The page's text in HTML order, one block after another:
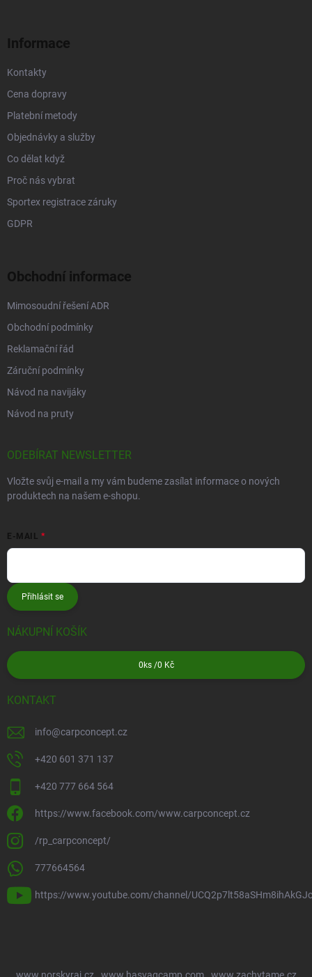
Informace
Kontakty
Cena dopravy
Platební metody
Objednávky a služby
Co dělat když
Proč nás vybrat
Sportex registrace záruky
GDPR
Obchodní informace
Mimosoudní řešení ADR
Obchodní podmínky
Reklamační řád
Záruční podmínky
Návod na navijáky
Návod na pruty
ODEBÍRAT NEWSLETTER
Vložte svůj e-mail a my vám budeme zasílat informace o nových
produktech na našem e-shopu.
E-MAIL
Přihlásit se
NÁKUPNÍ KOŠÍK
0 ks /0 Kč
KONTAKT
info@carpconcept.cz
+420 601 371 137
+420 777 664 564
https://www.facebook.com/www.carpconcept.cz
/rp_carpconcept/
777664564
https://www.youtube.com/channel/